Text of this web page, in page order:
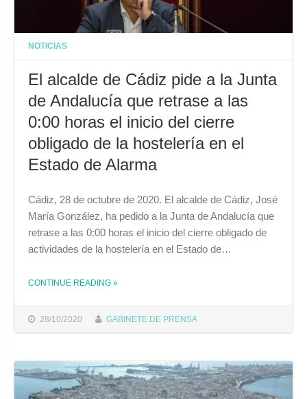
NOTICIAS
El alcalde de Cádiz pide a la Junta
de Andalucía que retrase a las
0:00 horas el inicio del cierre
obligado de la hostelería en el
Estado de Alarma
28/10/2020 GABINETE DE PRENSA
Cádiz, 28 de octubre de 2020. El alcalde de Cádiz, José
María González, ha pedido a la Junta de Andalucía que
retrase a las 0:00 horas el inicio del cierre obligado de
actividades de la hostelería en el Estado de…
CONTINUE READING »